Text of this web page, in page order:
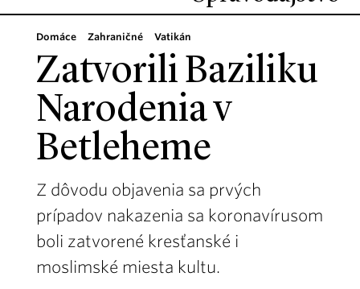
Domáce Zahraničné Vatikán
Zatvorili Baziliku
Narodenia v
Betleheme
Z dôvodu objavenia sa prvých
prípadov nakazenia sa koronavírusom
boli zatvorené kresťanské i
moslimské miesta kultu.